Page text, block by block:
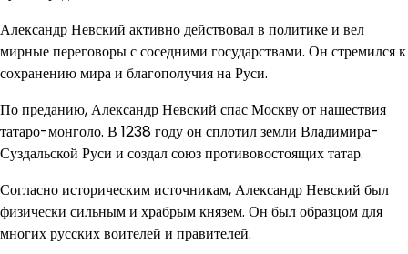
Александр Невский активно действовал в политике и вел
мирные переговоры с соседними государствами. Он стремился к
сохранению мира и благополучия на Руси.
По преданию, Александр Невский спас Москву от нашествия
татаро-монголо. В 1238 году он сплотил земли Владимира-
Суздальской Руси и создал союз противовостоящих татар.
Согласно историческим источникам, Александр Невский был
физически сильным и храбрым князем. Он был образцом для
многих русских воителей и правителей.